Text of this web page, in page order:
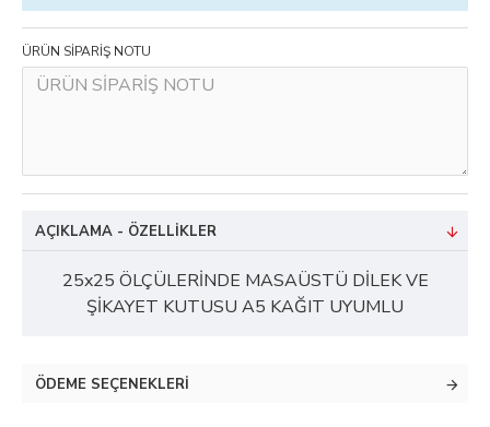
ÜRÜN SİPARİŞ NOTU
AÇIKLAMA - ÖZELLIKLER
25x25 ÖLÇÜLERİNDE MASAÜSTÜ DİLEK VE
ŞİKAYET KUTUSU A5 KAĞIT UYUMLU
ÖDEME SEÇENEKLERI